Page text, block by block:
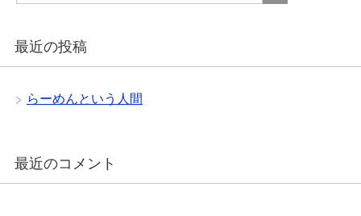
最近の投稿
らーめんという人間
最近のコメント